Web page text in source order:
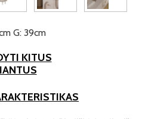
G: 39cm
KITUS